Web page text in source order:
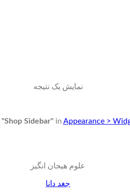
نمایش یک نتیجه
"Shop Sidebar"in Appearance >
علوم هیجان انگیز
جغد دانا